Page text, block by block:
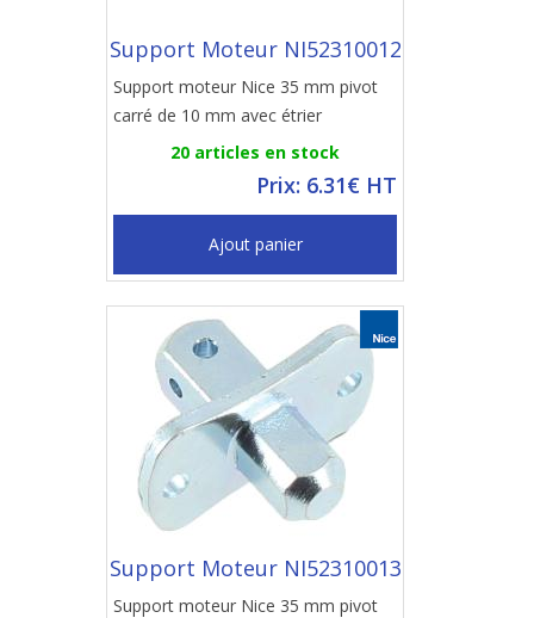
Support Moteur NI52310012
Support moteur Nice 35 mm pivot
carré de 10 mm avec étrier
20 articles en stock
Prix: 6.31€ HT
Ajout panier
Support Moteur NI52310013
Support moteur Nice 35 mm pivot